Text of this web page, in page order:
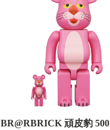
BR@RBRICK 頑皮豹